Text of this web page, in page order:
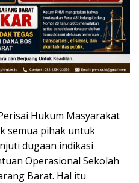
Hukum Masyarakat
semua pihak untuk
dugaan indikasi
Operasional Sekolah
Barat. Hal itu